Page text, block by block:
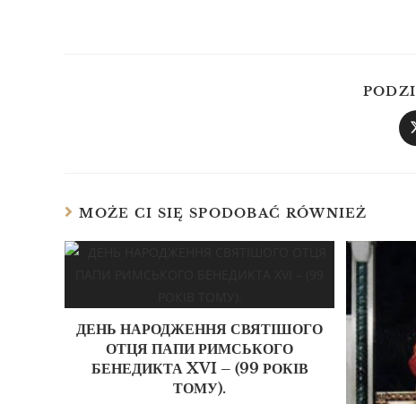
MOŻE CI SIĘ SPODOBAĆ RÓWNIEŻ
ДЕНЬ НАРОДЖЕННЯ СВЯТІШОГО
ОТЦЯ ПАПИ РИМСЬКОГО
БЕНЕДИКТА XVI – (99 РОКІВ
ТОМУ).